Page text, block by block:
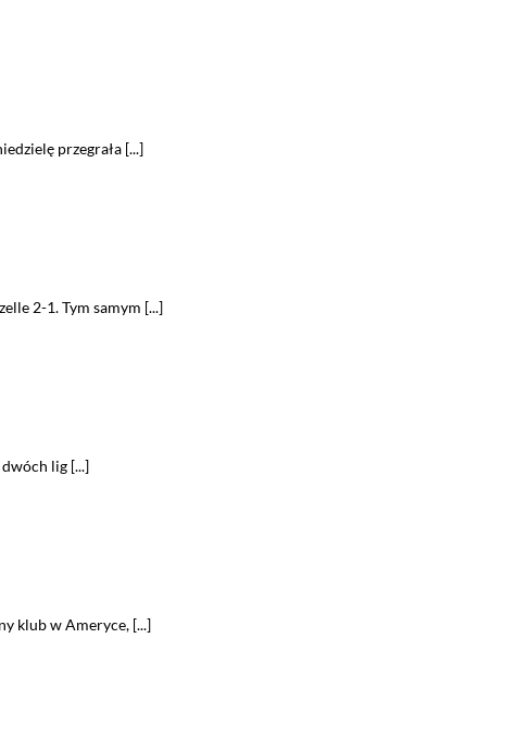
przegrała [...]
2-1. Tym samym [...]
lig [...]
klub w Ameryce, [...]